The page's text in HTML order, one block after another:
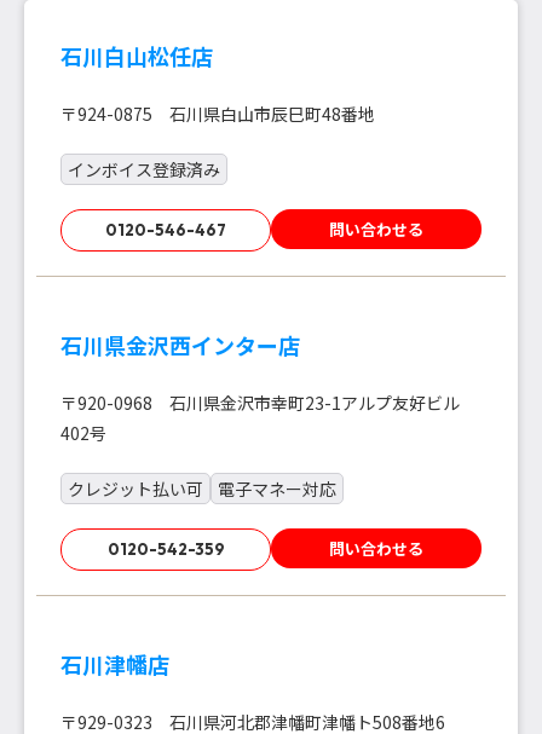
石川白山松任店
〒924-0875 石川県白山市辰巳町48番地
インボイス登録済み
0120-546-467 問い合わせる
石川県金沢西インター店
〒920-0968 石川県金沢市幸町23-1アルプ友好ビル
402号
クレジット払い可 電子マネー対応
0120-542-359 問い合わせる
石川津幡店
〒929-0323 石川県河北郡津幡町津幡ト508番地6